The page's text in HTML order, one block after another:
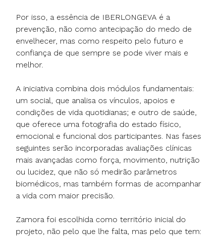
Por isso, a essência de IBERLONGEVA é a
prevenção, não como antecipação do medo de
envelhecer, mas como respeito pelo futuro e
confiança de que sempre se pode viver mais e
melhor.
A iniciativa combina dois módulos fundamentais:
um social, que analisa os vínculos, apoios e
condições de vida quotidianas; e outro de saúde,
que oferece uma fotografia do estado físico,
emocional e funcional dos participantes. Nas fases
seguintes serão incorporadas avaliações clínicas
mais avançadas como força, movimento, nutrição
ou lucidez, que não só medirão parâmetros
biomédicos, mas também formas de acompanhar
a vida com maior precisão.
Zamora foi escolhida como território inicial do
projeto, não pelo que lhe falta, mas pelo que tem: